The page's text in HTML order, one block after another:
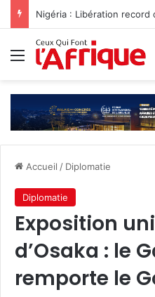
Menu
Accueil / Diplomatie
Diplomatie
Exposition
d’Osaka : le
remporte le